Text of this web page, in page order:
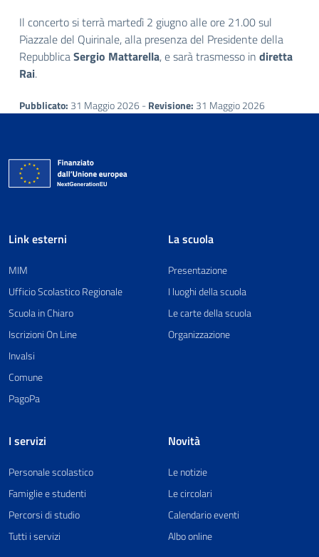
Il concerto si terrà martedì 2 giugno alle ore 21.00 sul
Piazzale del Quirinale, alla presenza del Presidente della
RepubblicaSergio Mattarella, e sarà trasmesso in diretta
Rai.
Pubblicato: 31 Maggio 2026 -Revisione: 31 Maggio 2026
Link esterni
MIM
Ufficio Scolastico Regionale
Scuola in Chiaro
Iscrizioni On Line
Invalsi
Comune
PagoPa
La scuola
Presentazione
I luoghi della scuola
Le carte della scuola
Organizzazione
I servizi
Personale scolastico
Famiglie e studenti
Percorsi di studio
Tutti i servizi
Novità
Le notizie
Le circolari
Calendario eventi
Albo online